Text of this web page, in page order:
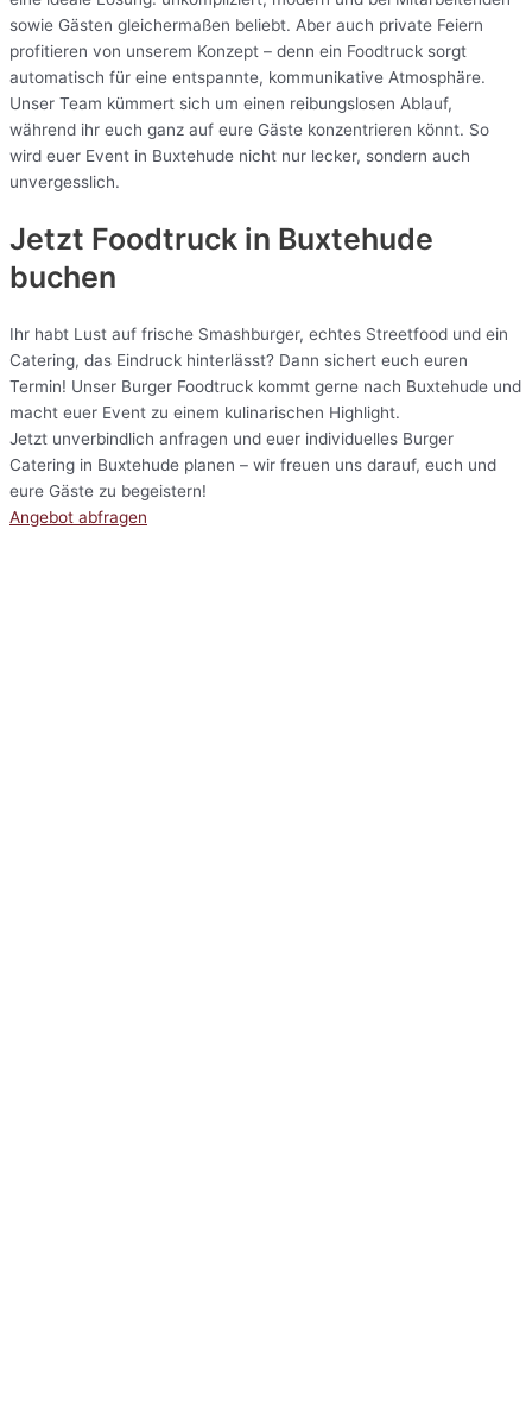
sowie Gästen gleichermaßen beliebt. Aber auch private Feiern
profitieren von unserem Konzept – denn ein Foodtruck sorgt
automatisch für eine entspannte, kommunikative Atmosphäre.
Unser Team kümmert sich um einen reibungslosen Ablauf,
während ihr euch ganz auf eure Gäste konzentrieren könnt. So
wird euer Event in Buxtehude nicht nur lecker, sondern auch
unvergesslich.
Jetzt Foodtruck in Buxtehude
buchen
Ihr habt Lust auf frische Smashburger, echtes Streetfood und ein
Catering, das Eindruck hinterlässt? Dann sichert euch euren
Termin! Unser Burger Foodtruck kommt gerne nach Buxtehude und
macht euer Event zu einem kulinarischen Highlight.
Jetzt unverbindlich anfragen und euer individuelles Burger
Catering in Buxtehude planen – wir freuen uns darauf, euch und
eure Gäste zu begeistern!
Angebot abfragen